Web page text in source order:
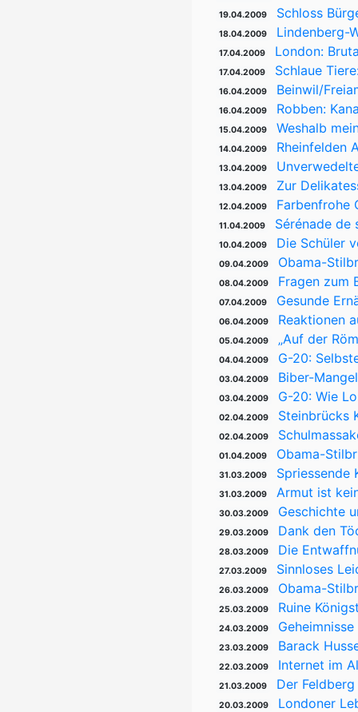
19.04.2009 Schloss
18.04.2009 Lindenberg-
17.04.2009 London:
17.04.2009 Schlaue
16.04.2009 Beinwil/
16.04.2009 Robben:
15.04.2009 Weshalb
14.04.2009 Rheinfelden
13.04.2009
13.04.2009 Zur
12.04.2009 Farbenfrohe
11.04.2009 Sérénade de
10.04.2009 Die Schüler
09.04.2009 Obama-
08.04.2009 Fragen zum
07.04.2009 Gesunde
06.04.2009 Reaktionen
05.04.2009 „Auf der
04.04.2009 G-20:
03.04.2009 Biber-
03.04.2009 G-20: Wie
02.04.2009 Steinbrücks
02.04.2009
01.04.2009 Obama-
31.03.2009 Spriessende
31.03.2009 Armut ist
30.03.2009 Geschichte
29.03.2009 Dank den
28.03.2009 Die
27.03.2009 Sinnloses
26.03.2009 Obama-
25.03.2009 Ruine
24.03.2009
23.03.2009 Barack
22.03.2009 Internet im
21.03.2009 Der
20.03.2009 Londoner